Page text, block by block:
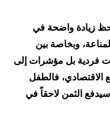
زيادة واضحة في
وبخاصة بين
فردية بل مؤشرات إلى
فالطفل
الثمن لاحقاً في